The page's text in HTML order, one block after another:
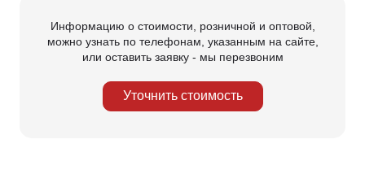
Информацию о стоимости, розничной и оптовой,
можно узнать по телефонам, указанным на сайте,
или оставить заявку - мы перезвоним
Уточнить стоимость